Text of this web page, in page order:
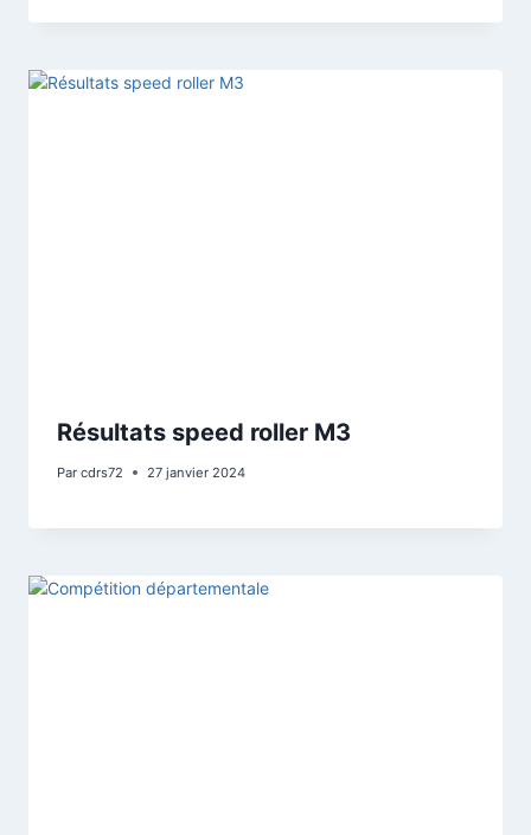
Résultats speed roller M3
Par cdrs72 27 janvier 2024